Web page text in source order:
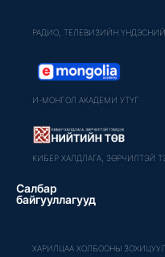
РАДИО, ТЕЛЕВИЗИЙН
И-МОНГОЛ АКАДЕМИ УТҮГ
КИБЕР ХАЛДЛАГА, ЗӨРЧИЛТЭЙ
Салбар
байгууллагууд
ХАРИЛЦАА ХОЛБООНЫ